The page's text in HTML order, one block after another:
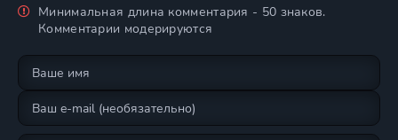
Минимальная длина комментария - 50 знаков.
Комментарии модерируются